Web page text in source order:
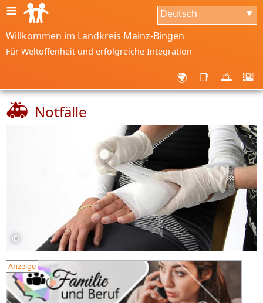
≡ Deutsch ▼
Willkommen im Landkreis Mainz-Bingen
Für Weltoffenheit und erfolgreiche Integration
🌍 📑 🌅 🌇
🚑 Notfälle
©
Anzeige